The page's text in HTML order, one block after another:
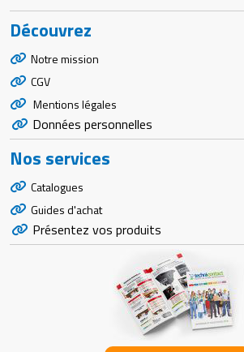
Découvrez
Notre mission
CGV
Mentions légales
Données personnelles
Nos services
Catalogues
Guides d'achat
Présentez vos produits